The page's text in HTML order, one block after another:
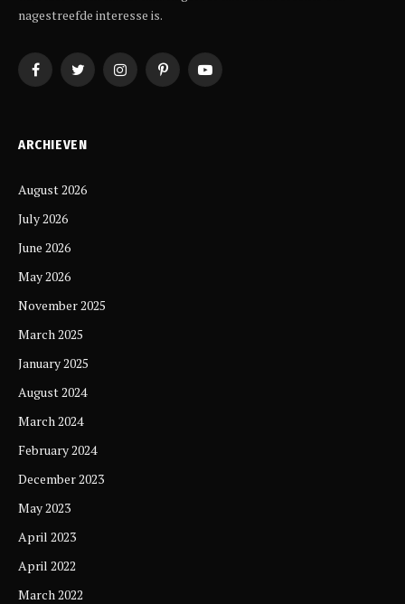
nagestreefde interesse is.
FacebookTwitterInstagramPinterestYouTube
ARCHIEVEN
August 2026
July 2026
June 2026
May 2026
November 2025
March 2025
January 2025
August 2024
March 2024
February 2024
December 2023
May 2023
April 2023
April 2022
March 2022